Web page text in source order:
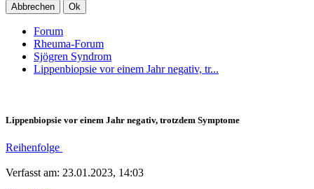
Abbrechen Ok
Forum
Rheuma-Forum
Sjögren Syndrom
Lippenbiopsie vor einem Jahr negativ, tr...
Lippenbiopsie vor einem Jahr negativ, trotzdem Symptome
Reihenfolge
Verfasst am: 23.01.2023, 14:03